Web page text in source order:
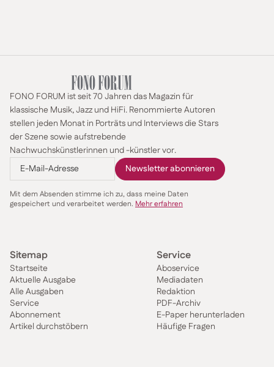
FONO FORUM ist seit 70 Jahren das Magazin für
klassische Musik, Jazz und HiFi. Renommierte Autoren
stellen jeden Monat in Porträts und Interviews die Stars
der Szene sowie aufstrebende
Nachwuchskünstlerinnen und -künstler vor.
Mit dem Absenden stimme ich zu, dass meine Daten
gespeichert und verarbeitet werden. Mehr erfahren
Sitemap
Startseite
Aktuelle Ausgabe
Alle Ausgaben
Service
Abonnement
Artikel durchstöbern
Service
Aboservice
Mediadaten
Redaktion
PDF-Archiv
E-Paper herunterladen
Häufige Fragen